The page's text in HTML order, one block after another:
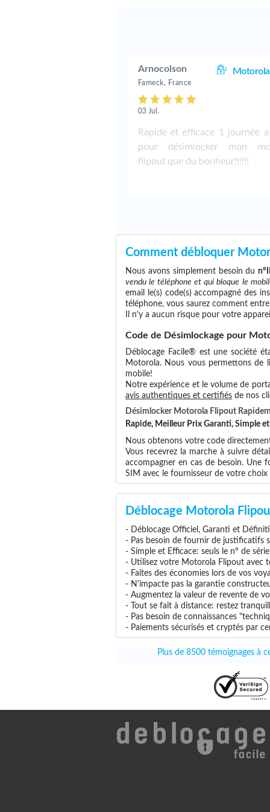
Arnocolson
Fameck, France
03 Jul.
Rapide et efficace 1 journée
pour désimlocker mon
flipout que du bonheur!!!!!!
Comment débloquer
Nous avons simplement besoin du
vendu le téléphone et qui bloque le
email le(s) code(s) accompagné des
téléphone, vous saurez comment
Il n'y a aucun risque pour votre
Code de Désimlockage pour
Déblocage Facile® est une société
Motorola. Nous vous permettons de
mobile!
Notre expérience et le volume de
avis authentiques et certifiés de nos
Désimlocker Motorola Flipout
Rapide, Meilleur Prix Garanti, Simple
Nous obtenons votre code
Vous recevrez la marche à suivre
accompagner en cas de besoin. Une
SIM avec le fournisseur de votre
Déblocage Motorola
- Déblocage Officiel, Garanti et
- Pas besoin de fournir de justificatifs
- Simple et Efficace: seuls le n° de
- Utilisez votre Motorola Flipout avec
- Faites des économies lors de vos
- N'impacte pas la garantie
- Augmentez la valeur de revente de
- Tout se fait à distance: restez
- Pas besoin de connaissances
- Paiements sécurisés et cryptés par
Plus de 8500 témoignages à